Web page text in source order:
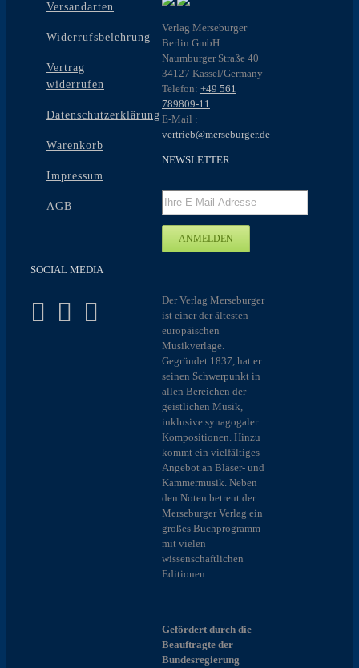
Versandarten
Widerrufsbelehrung
Vertrag
widerrufen
Datenschutzerklärung
Warenkorb
Impressum
AGB
SOCIAL MEDIA
Verlag Merseburger
Berlin GmbH
Naumburger Straße 40
34127 Kassel/Germany
Telefon: +49 561
789809-11
E-Mail :
vertrieb@merseburger.de
NEWSLETTER
Der Verlag Merseburger
ist einer der ältesten
europäischen
Musikverlage.
Gegründet 1837, hat er
seinen Schwerpunkt in
allen Bereichen der
geistlichen Musik,
inklusive synagogaler
Kompositionen. Hinzu
kommt ein vielfältiges
Angebot an Bläser- und
Kammermusik. Neben
den Noten betreut der
Merseburger Verlag ein
großes Buchprogramm
mit vielen
wissenschaftlichen
Editionen.
Gefördert durch die
Beauftragte der
Bundesregierung